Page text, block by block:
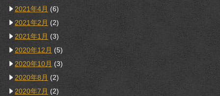
2021年4月 (6)
2021年2月 (2)
2021年1月 (3)
2020年12月 (5)
2020年10月 (3)
2020年8月 (2)
2020年7月 (2)